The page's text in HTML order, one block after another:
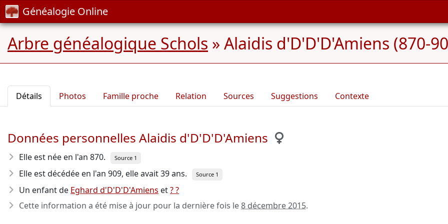
Généalogie Online
Arbre généalogique Schols » Alaidis d'D'D'D'Amiens (870-
Détails Photos Famille proche Relation Sources Suggestions Contexte
Données personnelles Alaidis d'D'D'D'Amiens
Elle est née en l'an 870. Source 1
Elle est décédée en l'an 909, elle avait 39 ans. Source 1
Un enfant de Eghard d'D'D'D'Amiens et? ?
Cette information a été mise à jour pour la dernière fois le8 décembre 2015.